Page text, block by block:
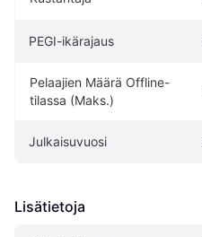
PEGI-ikärajaus
Pelaajien Määrä Offline-
tilassa (Maks.)
Julkaisuvuosi
Lisätietoja